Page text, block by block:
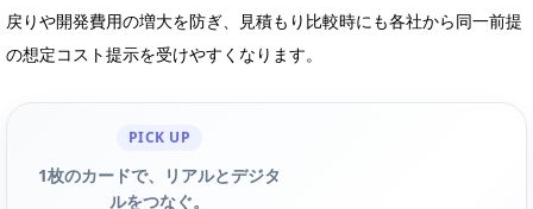
戻りや開発費用の増大を防ぎ、見積もり比較時にも各社から同一前提
の想定コスト提示を受けやすくなります。
PICK UP
1枚のカードで、リアルとデジタ
ルをつなぐ。